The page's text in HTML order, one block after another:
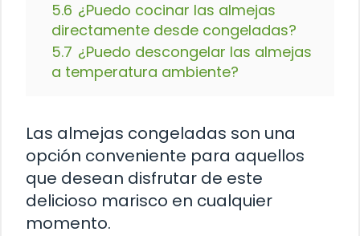
5.6 ¿Puedo cocinar las almejas
directamente desde congeladas?
5.7 ¿Puedo descongelar las almejas
a temperatura ambiente?
Las almejas congeladas son una
opción conveniente para aquellos
que desean disfrutar de este
delicioso marisco en cualquier
momento.